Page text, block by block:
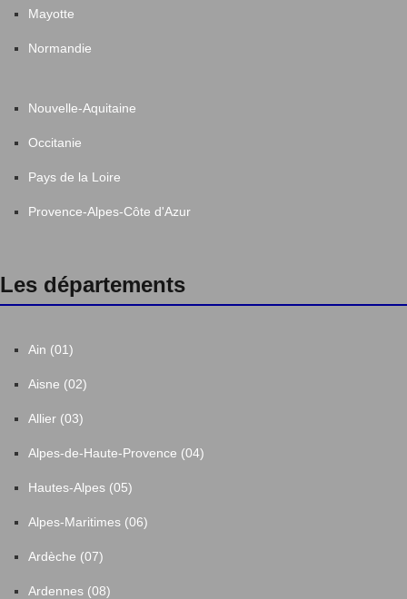
Mayotte
Normandie
Nouvelle-Aquitaine
Occitanie
Pays de la Loire
Provence-Alpes-Côte d'Azur
Les départements
Ain (01)
Aisne (02)
Allier (03)
Alpes-de-Haute-Provence (04)
Hautes-Alpes (05)
Alpes-Maritimes (06)
Ardèche (07)
Ardennes (08)